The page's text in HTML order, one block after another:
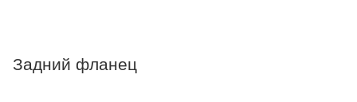
Задний фланец